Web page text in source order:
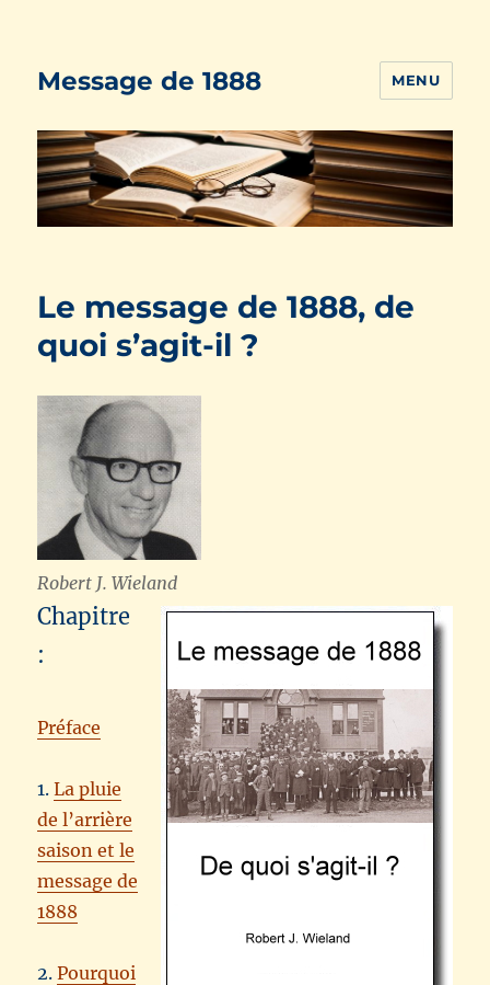
Message de 1888 MENU
Le message de 1888, de
quoi s’agit-il ?
Robert J. Wieland
Chapitre
:
Préface
1.La pluie
de l’arrière
saison et le
message de
1888
2.Pourquoi